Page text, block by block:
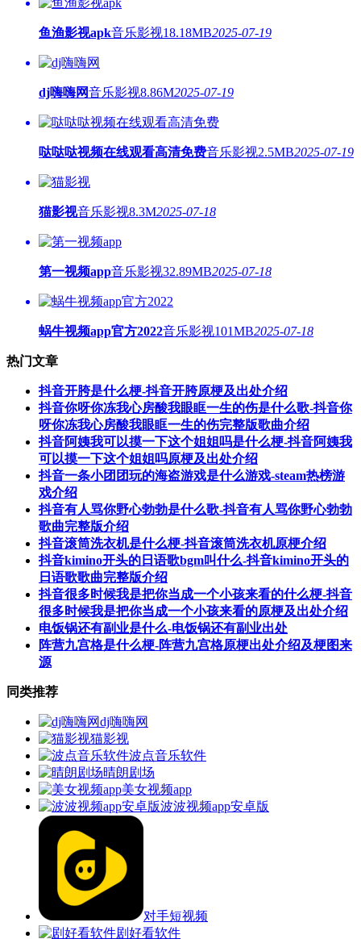
鱼渔影视apk音乐影视18.18MB2025-07-19
dj嗨嗨网音乐影视8.86M2025-07-19
哒哒哒视频在线观看高清免费音乐影视2.5MB2025-07-19
猫影视音乐影视8.3M2025-07-18
第一视频app音乐影视32.89MB2025-07-18
蜗牛视频app官方2022音乐影视101MB2025-07-18
热门文章
抖音开胯是什么梗-抖音开胯原梗及出处介绍
抖音你呀你冻我心房酸我眼眶一生的伤是什么歌-抖音你
呀你冻我心房酸我眼眶一生的伤完整版歌曲介绍
抖音阿姨我可以摸一下这个姐姐吗是什么梗-抖音阿姨我
可以摸一下这个姐姐吗原梗及出处介绍
抖音一条小团团玩的海盗游戏是什么游戏-steam热榜游
戏介绍
抖音有人骂你野心勃勃是什么歌-抖音有人骂你野心勃勃
歌曲完整版介绍
抖音滚筒洗衣机是什么梗-抖音滚筒洗衣机原梗介绍
抖音kimino开头的日语歌bgm叫什么-抖音kimino开头的
日语歌歌曲完整版介绍
抖音很多时候我是把你当成一个小孩来看的什么梗-抖音
很多时候我是把你当成一个小孩来看的原梗及出处介绍
电饭锅还有副业是什么-电饭锅还有副业出处
阵营九宫格是什么梗-阵营九宫格原梗出处介绍及梗图来
源
同类推荐
dj嗨嗨网
猫影视
波点音乐软件
晴朗剧场
美女视频app
波波视频app安卓版
对手短视频
剧好看软件